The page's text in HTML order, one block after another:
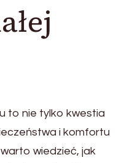
to nie tylko kwestia
i komfortu
wiedzieć, jak